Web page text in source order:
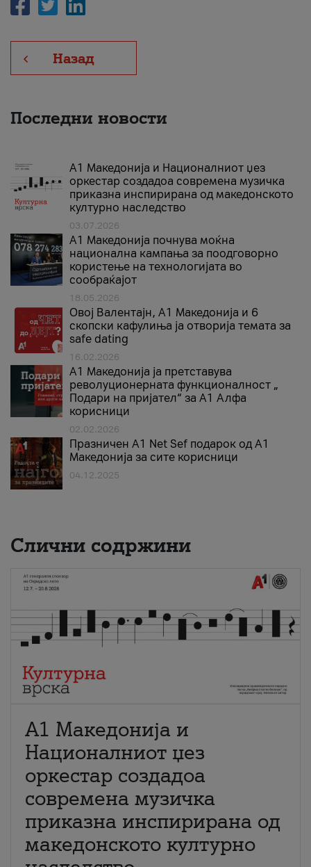
Назад
Последни новости
А1 Македонија и Националниот џез
оркестар создадоа современа музичка
приказна инспирирана од македонското
културно наследство
03.07.2026
A1 Македонија почнува моќна
национална кампања за поодговорно
користење на технологијата во
сообраќајот
18.05.2026
Овој Валентајн, A1 Македонија и 6
скопски кафулиња ја отворија темата за
safe dating
16.02.2026
А1 Македонија ја претставува
револуционерната функционалност „
Подари на пријател“ за А1 Алфа
корисници
02.02.2026
Празничен A1 Net Sеf подарок од А1
Македонија за сите корисници
04.12.2025
Слични содржини
А1 Македонија и
Националниот џез
оркестар создадоа
современа музичка
приказна инспирирана од
македонското културно